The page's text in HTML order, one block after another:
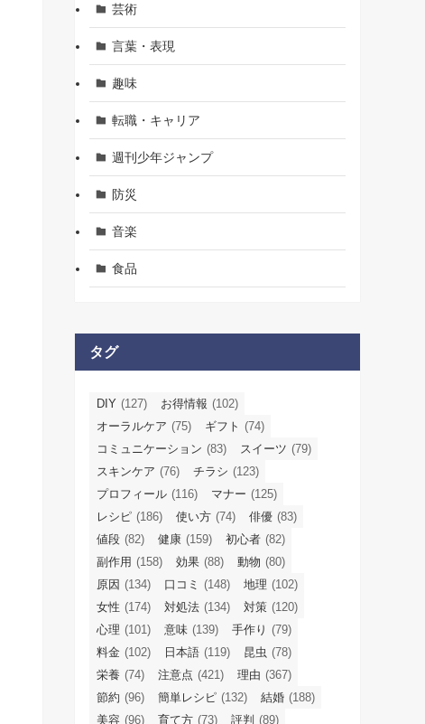
芸術
言葉・表現
趣味
転職・キャリア
週刊少年ジャンプ
防災
音楽
食品
タグ
DIY (127) お得情報 (102)
オーラルケア (75) ギフト (74)
コミュニケーション (83) スイーツ (79)
スキンケア (76) チラシ (123)
プロフィール (116) マナー (125)
レシピ (186) 使い方 (74) 俳優 (83)
値段 (82) 健康 (159) 初心者 (82)
副作用 (158) 効果 (88) 動物 (80)
原因 (134) 口コミ (148) 地理 (102)
女性 (174) 対処法 (134) 対策 (120)
心理 (101) 意味 (139) 手作り (79)
料金 (102) 日本語 (119) 昆虫 (78)
栄養 (74) 注意点 (421) 理由 (367)
節約 (96) 簡単レシピ (132) 結婚 (188)
美容 (96) 育て方 (73) 評判 (89)